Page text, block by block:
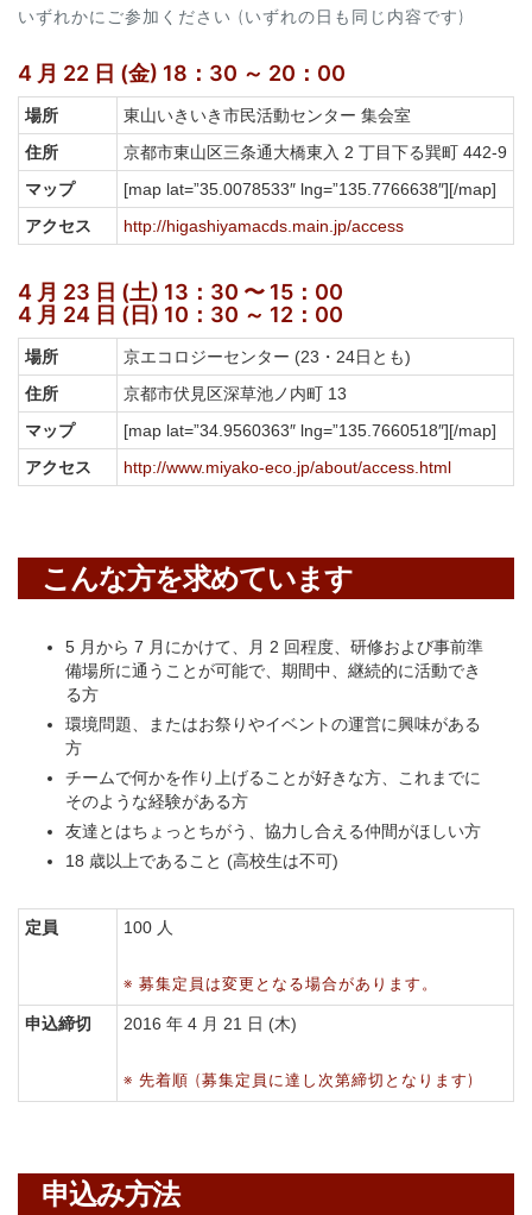
いずれかにご参加ください (いずれの日も同じ内容です)
4 月 22 日 (金) 18：30 ～ 20：00
場所
東山いきいき市民活動センター 集会室
住所
京都市東山区三条通大橋東入 2 丁目下る巽町 442-9
マップ
[map lat=”35.0078533″ lng=”135.7766638″][/map]
アクセス
http://higashiyamacds.main.jp/access
4 月 23 日 (土) 13：30 〜 15：00
4 月 24 日 (日) 10：30 ～ 12：00
場所
京エコロジーセンター (23・24日とも)
住所
京都市伏見区深草池ノ内町 13
マップ
[map lat=”34.9560363″ lng=”135.7660518″][/map]
アクセス
http://www.miyako-eco.jp/about/access.html
こんな方を求めています
5 月から 7 月にかけて、月 2 回程度、研修および事前準
備場所に通うことが可能で、期間中、継続的に活動でき
る方
環境問題、またはお祭りやイベントの運営に興味がある
方
チームで何かを作り上げることが好きな方、これまでに
そのような経験がある方
友達とはちょっとちがう、協力し合える仲間がほしい方
18 歳以上であること (高校生は不可)
定員 100 人
※ 募集定員は変更となる場合があります。
申込締切 2016 年 4 月 21 日 (木)
※ 先着順 (募集定員に達し次第締切となります)
申込み方法